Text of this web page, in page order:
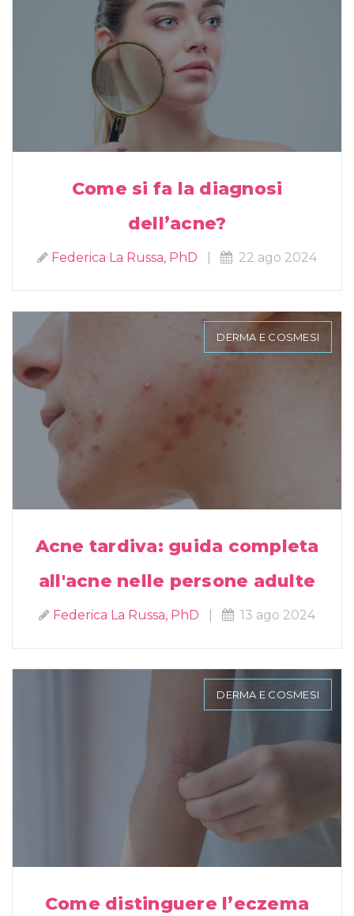
Come si fa la diagnosi
dell’acne?
Federica La Russa, PhD 22 ago 2024
DERMA E COSMESI
Acne tardiva: guida completa
all'acne nelle persone adulte
Federica La Russa, PhD 13 ago 2024
DERMA E COSMESI
Come distinguere l’eczema